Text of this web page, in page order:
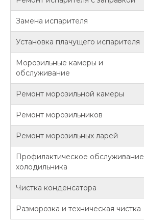
Замена испарителя
Установка плачущего испарителя
Морозильные камеры и
обслуживание
Ремонт морозильной камеры
Ремонт морозильников
Ремонт морозильных ларей
Профилактическое обслуживание
холодильника
Чистка конденсатора
Разморозка и техническая чистка